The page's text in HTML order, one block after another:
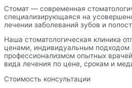
Стомат — современная
специализирующаяся на
лечении заболеваний зубов и
Наша стоматологическая клиника
ценами, индивидуальным подходом
профессионализмом опытных
вида лечения по цене, срокам и
Стоимость консультации